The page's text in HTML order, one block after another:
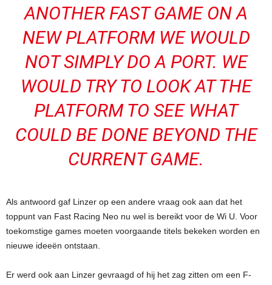
ANOTHER FAST GAME ON A
NEW PLATFORM WE WOULD
NOT SIMPLY DO A PORT. WE
WOULD TRY TO LOOK AT THE
PLATFORM TO SEE WHAT
COULD BE DONE BEYOND THE
CURRENT GAME.
Als antwoord gaf Linzer op een andere vraag ook aan dat het
toppunt van Fast Racing Neo nu wel is bereikt voor de Wi U. Voor
toekomstige games moeten voorgaande titels bekeken worden en
nieuwe ideeën ontstaan.
Er werd ook aan Linzer gevraagd of hij het zag zitten om een F-